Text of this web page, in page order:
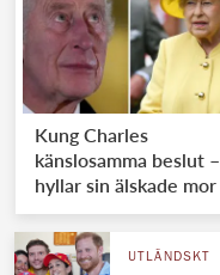
Kung Charles
känslosamma beslut –
hyllar sin älskade mor
UTLÄNDSKT